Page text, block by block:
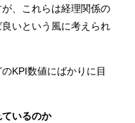
、これらは経理関係の
いという風に考えられ
KPI数値にばかりに目
いるのか